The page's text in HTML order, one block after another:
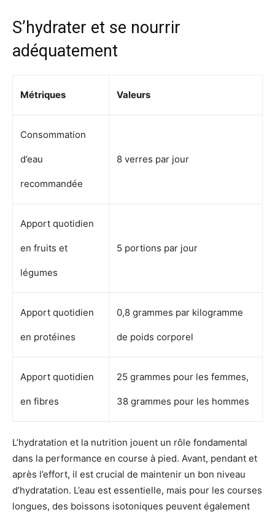
S’hydrater et se nourrir
adéquatement
Métriques Valeurs
Consommation
d’eau
recommandée
8 verres par jour
Apport quotidien
en fruits et
légumes
5 portions par jour
Apport quotidien
en protéines
0,8 grammes par kilogramme
de poids corporel
Apport quotidien
en fibres
25 grammes pour les femmes,
38 grammes pour les hommes
L’hydratation et la nutrition jouent un rôle fondamental
dans la performance en course à pied. Avant, pendant et
après l’effort, il est crucial de maintenir un bon niveau
d’hydratation. L’eau est essentielle, mais pour les courses
longues, des boissons isotoniques peuvent également